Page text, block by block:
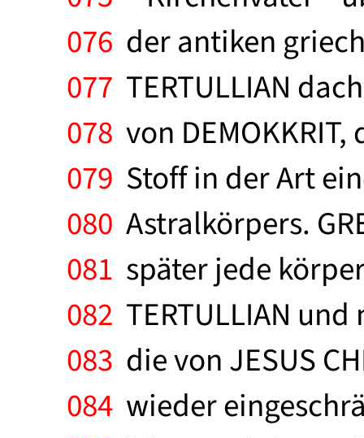
076 der antiken
077 TERTULLIAN
078 von
079 Stoff in der Art
080 Astralkörpers.
081 später jede
082 TERTULLIAN
083 die von JESUS
084 wieder